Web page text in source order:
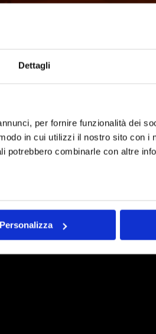
Dettagli
per fornire funzionalità dei
in cui utilizzi il nostro sito con i
potrebbero combinarle con altre
Personalizza